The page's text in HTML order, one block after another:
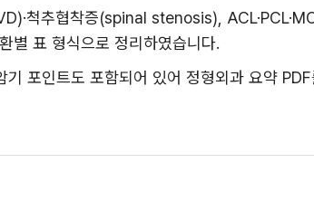
추협착증(spinal stenosis),
표 형식으로 정리하였습니다.
기 포인트도 포함되어 있어 정형외과 요약